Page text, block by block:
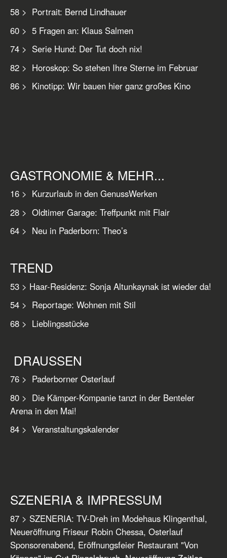
58 > Portrait: Bernd Lindhauer
60 > 5 Fragen an: Klaus Salmen
74 > Serie Hund: Der Tut doch nix!
82 > Horoskop: So stehen Ihre Sterne im Februar
86 > Kinotipp: Wir bauen hier ganz großes Kino
GASTRONOMIE & MEHR...
16 > Kurzurlaub in den GenussWerken
28 > Oldtimer Garage: Treffpunkt mit Flair
64 > Neu in Paderborn: Theo’s
TREND
53 > Haar-Residenz: Sonja Altunkaynak ist wieder da!
54 > Reportage: Wohnen mit Stil
68 > Lieblingsstücke
DRAUSSEN
76 > Paderborner Osterlauf
80 > Die Kämper-Kompanie tanzt in der Benteler
Arena in den Mai!
84 > Veranstaltungskalender
SZENERIA & IMPRESSUM
87 > SZENERIA: TV-Dreh im Modehaus Klingenthal,
Neueröffnung Friseur Robin Chessa, Osterlauf
Sponsorenabend, Eröffnungsfeier Restaurant "Von